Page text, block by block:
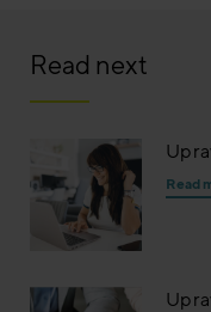
Read next
Read